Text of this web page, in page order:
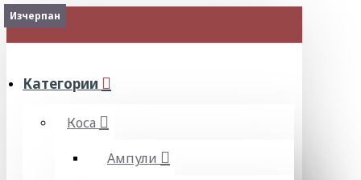
МЕНЮ
Категории
Коса
Ампули
2-3 Days
Изчерпан
Изчерпан